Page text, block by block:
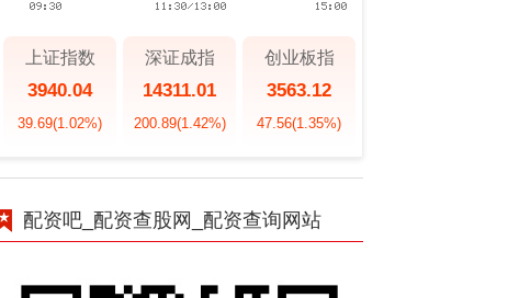
上证指数
3940.04
39.69(1.02%)
深证成指
14311.01
200.89(1.42%)
创业板指
3563.12
47.56(1.35%)
配资吧_配资查股网_配资查询网站